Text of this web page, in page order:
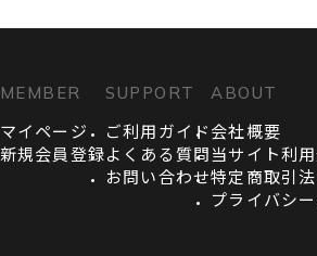
MEMBER
マイページ
新規会員登録
SUPPORT
ご利用ガイド
よくある質問
お問い合わせ
ABOUT
会社概要
当サイト利
特定商取引
プライバシ